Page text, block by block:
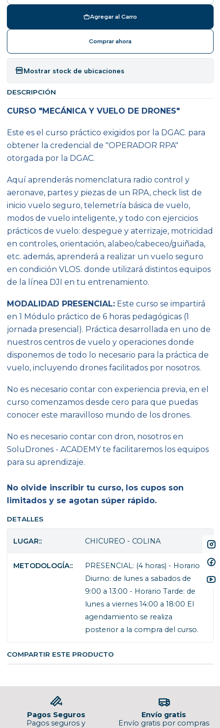
Agregar al Carro
Comprar ahora
Mostrar stock de ubicaciones
DESCRIPCIÓN
CURSO "MECÁNICA Y VUELO DE DRONES"
Este es el curso práctico exigidos por la DGAC. para
obtener la credencial de "OPERADOR RPA"
otorgada por la DGAC.
Aquí aprenderás nomenclatura radio control y
aeronave, partes y piezas de un RPA, check list de
inicio vuelo seguro, telemetría básica de vuelo,
modos de vuelo inteligente, y todo con ejercicios
prácticos de vuelo: despegue y aterrizaje, motricidad
en controles, orientación, alabeo/cabeceo/guiñada,
etc. además, aprenderá a realizar un vuelo seguro
en condición VLOS. donde utilizará distintos equipos
de la línea DJI en tu entrenamiento.
MODALIDAD PRESENCIAL:Este curso se impartirá
en 1 Módulo práctico de 6 horas pedagógicas (1
jornada presencial). Práctica desarrollada en uno de
nuestros centros de vuelo y operaciones donde
disponemos de todo lo necesario para la práctica de
vuelo, incluyendo drones facilitados por nosotros.
No es necesario contar con experiencia previa, en el
curso comenzamos desde cero para que puedas
conocer este maravilloso mundo de los drones.
No es necesario contar con dron, nosotros en
SoluDrones - ACADEMY te facilitaremos los equipos
para su aprendizaje.
No olvide inscribir tu curso, los cupos son
limitados y se agotan súper rápido.
DETALLES
LUGAR:: CHICUREO - COLINA
METODOLOGÍA::
PRESENCIAL: (4 horas) - Horario
Diurno: de lunes a sabados de
9:00 a 13:00 - Horario Tarde: de
lunes a viernes 14:00 a 18:00 El
agendamiento se realiza
posterior a la compra del curso.
COMPARTIR ESTE PRODUCTO
Pagos Seguros
Pagos seguros y
Envío gratis
Envío gratis por compras